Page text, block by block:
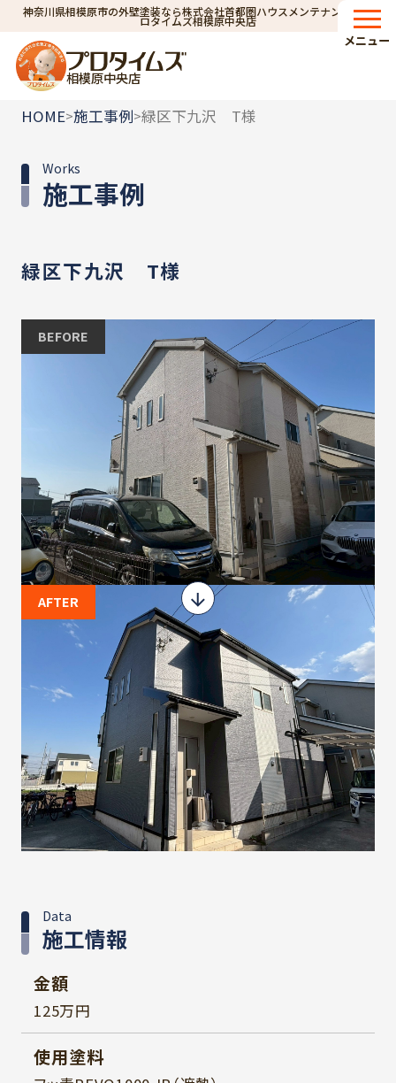
神奈川県相模原市の外壁塗装なら株式会社首都圏ハウスメンテナンス｜プ
ロタイムズ相模原中央店
相模原中央店
メニュー
HOME>施工事例>緑区下九沢 T様
施工事例
Works
緑区下九沢 T様
BEFORE
AFTER
施工情報
Data
金額
125万円
使用塗料